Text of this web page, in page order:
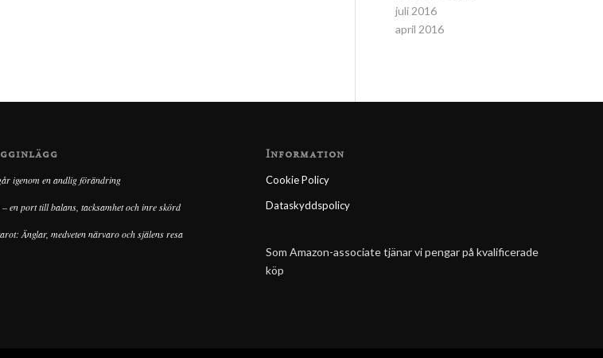
juli 2016
april 2016
igenom en andlig förändring
en port till balans, tacksamhet och inre skörd
Änglar, medveten närvaro och själens resa
Information
Cookie Policy
Dataskyddspolicy
Som Amazon-associate tjänar vi pengar på kvalificerade
köp